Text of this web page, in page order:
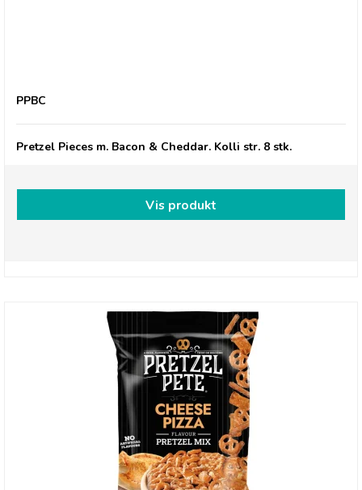
PPBC
Pretzel Pieces m. Bacon & Cheddar. Kolli str. 8 stk.
Vis produkt